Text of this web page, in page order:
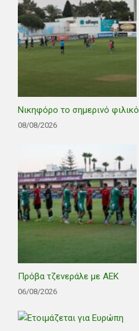
Νικηφόρο το σημερινό φιλικό
08/08/2026
Πρόβα τζενεράλε με ΑΕΚ
06/08/2026